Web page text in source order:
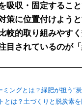
吸収・固定するこ
策に位置付けよう
較的取り組みやす
目されているのが「
ミングとは？緑肥が担う“
とは？土づくりと脱炭素